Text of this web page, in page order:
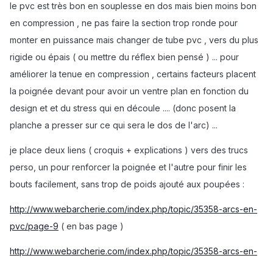
le pvc est très bon en souplesse en dos mais bien moins bon
en compression , ne pas faire la section trop ronde pour
monter en puissance mais changer de tube pvc , vers du plus
rigide ou épais ( ou mettre du réflex bien pensé ) ... pour
améliorer la tenue en compression , certains facteurs placent
la poignée devant pour avoir un ventre plan en fonction du
design et et du stress qui en découle .... (donc posent la
planche a presser sur ce qui sera le dos de l'arc) ...
je place deux liens ( croquis + explications ) vers des trucs
perso, un pour renforcer la poignée et l'autre pour finir les
bouts facilement, sans trop de poids ajouté aux poupées :
http://www.webarcherie.com/index.php/topic/35358-arcs-en-
pvc/page-9 ( en bas page )
http://www.webarcherie.com/index.php/topic/35358-arcs-en-